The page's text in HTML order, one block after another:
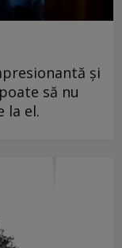
și
să nu
la el.